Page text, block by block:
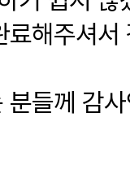
료해주셔서
들께 감